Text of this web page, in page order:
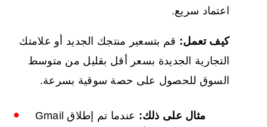
اعتماد سريع.
كيف تعمل: قم بتسعير منتجك الجديد أو علامتك
التجارية الجديدة بسعر أقل بقليل من متوسط
السوق للحصول على حصة سوقية بسرعة.
مثال على ذلك:
عندما تم إطلاق Gmail